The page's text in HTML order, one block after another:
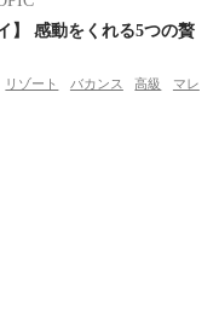
】 感動をくれる5つの贅
リゾート バカンス 高級
マレ